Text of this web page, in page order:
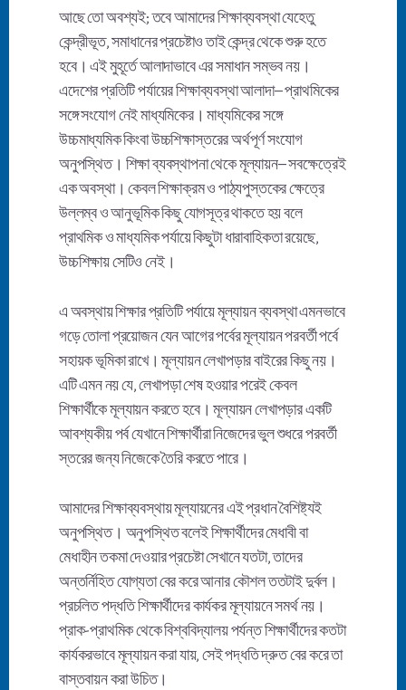
আছে তো অবশ্যই; তবে আমাদের শিক্ষাব্যবস্থা যেহেতু
কেন্দ্রীভূত, সমাধানের প্রচেষ্টাও তাই কেন্দ্র থেকে শুরু হতে
হবে। এই মুহূর্তে আলাদাভাবে এর সমাধান সম্ভব নয়।
এদেশের প্রতিটি পর্যায়ের শিক্ষাব্যবস্থা আলাদা– প্রাথমিকের
সঙ্গে সংযোগ নেই মাধ্যমিকের। মাধ্যমিকের সঙ্গে
উচ্চমাধ্যমিক কিংবা উচ্চশিক্ষাস্তরের অর্থপূর্ণ সংযোগ
অনুপস্থিত। শিক্ষা ব্যবস্থাপনা থেকে মূল্যায়ন– সবক্ষেত্রেই
এক অবস্থা। কেবল শিক্ষাক্রম ও পাঠ্যপুস্তকের ক্ষেত্রে
উল্লম্ব ও আনুভূমিক কিছু যোগসূত্র থাকতে হয় বলে
প্রাথমিক ও মাধ্যমিক পর্যায়ে কিছুটা ধারাবাহিকতা রয়েছে,
উচ্চশিক্ষায় সেটিও নেই।
এ অবস্থায় শিক্ষার প্রতিটি পর্যায়ে মূল্যায়ন ব্যবস্থা এমনভাবে
গড়ে তোলা প্রয়োজন যেন আগের পর্বের মূল্যায়ন পরবর্তী পর্বে
সহায়ক ভূমিকা রাখে। মূল্যায়ন লেখাপড়ার বাইরের কিছু নয়।
এটি এমন নয় যে, লেখাপড়া শেষ হওয়ার পরেই কেবল
শিক্ষার্থীকে মূল্যায়ন করতে হবে। মূল্যায়ন লেখাপড়ার একটি
আবশ্যকীয় পর্ব যেখানে শিক্ষার্থীরা নিজেদের ভুল শুধরে পরবর্তী
স্তরের জন্য নিজেকে তৈরি করতে পারে।
আমাদের শিক্ষাব্যবস্থায় মূল্যায়নের এই প্রধান বৈশিষ্ট্যই
অনুপস্থিত। অনুপস্থিত বলেই শিক্ষার্থীদের মেধাবী বা
মেধাহীন তকমা দেওয়ার প্রচেষ্টা সেখানে যতটা, তাদের
অন্তর্নিহিত যোগ্যতা বের করে আনার কৌশল ততটাই দুর্বল।
প্রচলিত পদ্ধতি শিক্ষার্থীদের কার্যকর মূল্যায়নে সমর্থ নয়।
প্রাক-প্রাথমিক থেকে বিশ্ববিদ্যালয় পর্যন্ত শিক্ষার্থীদের কতটা
কার্যকরভাবে মূল্যায়ন করা যায়, সেই পদ্ধতি দ্রুত বের করে তা
বাস্তবায়ন করা উচিত।